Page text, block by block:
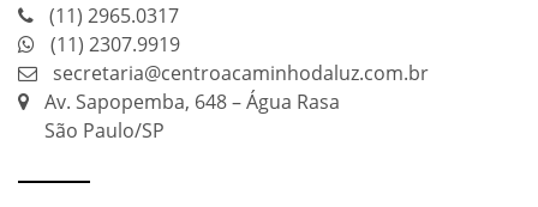
(11) 2965.0317
(11) 2307.9919
secretaria@centroacaminhodaluz.com.br
Av. Sapopemba, 648 – Água Rasa
São Paulo/SP